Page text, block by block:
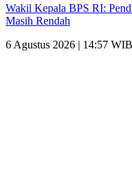
Wakil Kepala BPS RI:
Masih Rendah
6 Agustus 2026 | 14:57 WIB